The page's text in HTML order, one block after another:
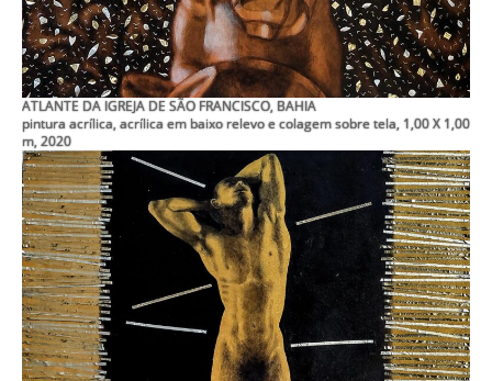
ATLANTE DA IGREJA DE SÃO FRANCISCO, BAHIA
pintura acrílica, acrílica em baixo relevo e colagem sobre tela, 1,00 X 1,00
m, 2020